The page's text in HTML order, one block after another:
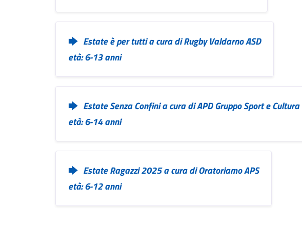
Estate è per tutti a cura di Rugby Valdarno ASD
età: 6-13 anni
Estate Senza Confini a cura di APD Gruppo Sport e Cultura
età: 6-14 anni
Estate Ragazzi 2025 a cura di Oratoriamo APS
età: 6-12 anni